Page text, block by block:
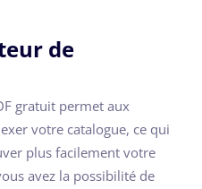
de
gratuit permet aux
votre catalogue, ce qui
plus facilement votre
avez la possibilité de